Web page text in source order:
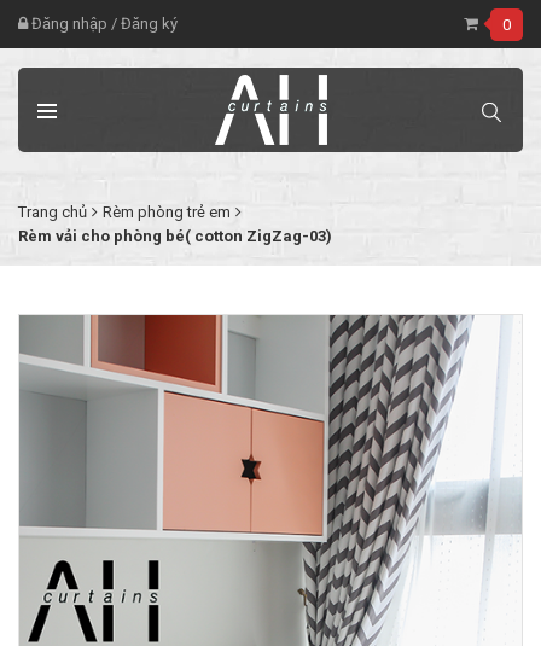
Đăng nhập / Đăng ký 0
Trang chủ
Rèm phòng trẻ em
Rèm vải cho phòng bé( cotton ZigZag-03)